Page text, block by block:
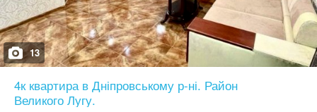
13
4к квартира в Дніпровському р-ні. Район
Великого Лугу.